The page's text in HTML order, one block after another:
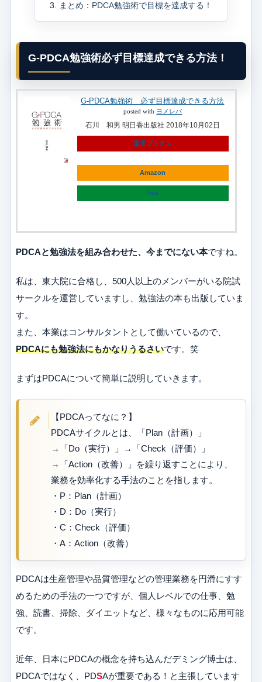
まとめ：PDCA勉強術で目標を達成する！
G-PDCA勉強術必ず目標達成できる方法！
G-PDCA勉強術 必ず目標達成できる方法
posted with ヨメレバ
石川 和男 明日香出版社 2018年10月02日
楽天ブックス
Amazon
7net
PDCAと勉強法を組み合わせた、今までにない本ですね。
私は、東大院に合格し、500人以上のメンバーがいる院試
サークルを運営していますし、勉強法の本も出版していま
す。
また、本業はコンサルタントとして働いているので、
PDCAにも勉強法にもかなりうるさいです。笑
まずはPDCAについて簡単に説明していきます。
【PDCAってなに？】
PDCAサイクルとは、「Plan（計画）」
→「Do（実行）」→「Check（評価）」
→「Action（改善）」を繰り返すことにより、
業務を効率化する手法のことを指します。
・P：Plan（計画）
・D：Do（実行）
・C：Check（評価）
・A：Action（改善）
PDCAは生産管理や品質管理などの管理業務を円滑にすす
めるための手法の一つですが、個人レベルでの仕事、勉
強、読書、掃除、ダイエットなど、様々なものに応用可能
です。
近年、日本にPDCAの概念を持ち込んだデミング博士は、
PDCAではなく、PDSAが重要である！と主張しています